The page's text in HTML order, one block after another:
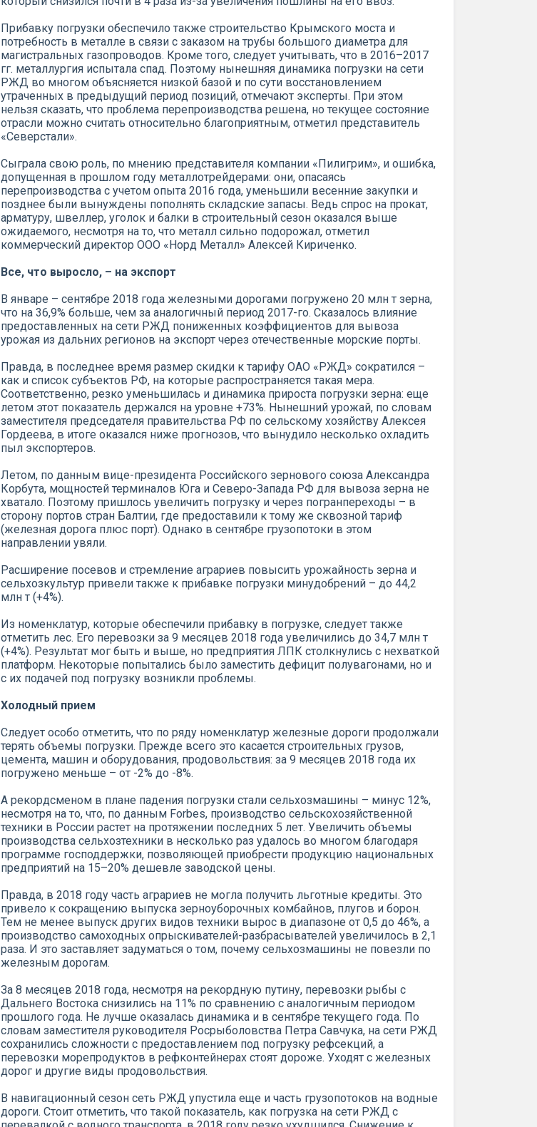
Прибавку погрузки обеспечило также строительство Крымского моста и
потребность в металле в связи с заказом на трубы большого диаметра для
магистральных газопроводов. Кроме того, следует учитывать, что в 2016–2017
гг. металлургия испытала спад. Поэтому нынешняя динамика погрузки на сети
РЖД во многом объясняется низкой базой и по сути восстановлением
утраченных в предыдущий период позиций, отмечают эксперты. При этом
нельзя сказать, что проблема перепроизводства решена, но текущее состояние
отрасли можно считать относительно благоприятным, отметил представитель
«Северстали».
Сыграла свою роль, по мнению представителя компании «Пилигрим», и ошибка,
допущенная в прошлом году металлотрейдерами: они, опасаясь
перепроизводства с учетом опыта 2016 года, уменьшили весенние закупки и
позднее были вынуждены пополнять складские запасы. Ведь спрос на прокат,
арматуру, швеллер, уголок и балки в строительный сезон оказался выше
ожидаемого, несмотря на то, что металл сильно подорожал, отметил
коммерческий директор ООО «Норд Металл» Алексей Кириченко.
Все, что выросло, – на экспорт
В январе – сентябре 2018 года железными дорогами погружено 20 млн т зерна,
что на 36,9% больше, чем за аналогичный период 2017-го. Сказалось влияние
предоставленных на сети РЖД пониженных коэффициентов для вывоза
урожая из дальних регионов на экспорт через отечественные морские порты.
Правда, в последнее время размер скидки к тарифу ОАО «РЖД» сократился –
как и список субъектов РФ, на которые распространяется такая мера.
Соответственно, резко уменьшилась и динамика прироста погрузки зерна: еще
летом этот показатель держался на уровне +73%. Нынешний урожай, по словам
заместителя председателя правительства РФ по сельскому хозяйству Алексея
Гордеева, в итоге оказался ниже прогнозов, что вынудило несколько охладить
пыл экспортеров.
Летом, по данным вице-президента Российского зернового союза Александра
Корбута, мощностей терминалов Юга и Северо-Запада РФ для вывоза зерна не
хватало. Поэтому пришлось увеличить погрузку и через погранпереходы – в
сторону портов стран Балтии, где предоставили к тому же сквозной тариф
(железная дорога плюс порт). Однако в сентябре грузопотоки в этом
направлении увяли.
Расширение посевов и стремление аграриев повысить урожайность зерна и
сельхозкультур привели также к прибавке погрузки минудобрений – до 44,2
млн т (+4%).
Из номенклатур, которые обеспечили прибавку в погрузке, следует также
отметить лес. Его перевозки за 9 месяцев 2018 года увеличились до 34,7 млн т
(+4%). Результат мог быть и выше, но предприятия ЛПК столкнулись с нехваткой
платформ. Некоторые попытались было заместить дефицит полувагонами, но и
с их подачей под погрузку возникли проблемы.
Холодный прием
Следует особо отметить, что по ряду номенклатур железные дороги продолжали
терять объемы погрузки. Прежде всего это касается строительных грузов,
цемента, машин и оборудования, продовольствия: за 9 месяцев 2018 года их
погружено меньше – от -2% до -8%.
А рекордсменом в плане падения погрузки стали сельхозмашины – минус 12%,
несмотря на то, что, по данным Forbes, производство сельскохозяйственной
техники в России растет на протяжении последних 5 лет. Увеличить объемы
производства сельхозтехники в несколько раз удалось во многом благодаря
программе господдержки, позволяющей приобрести продукцию национальных
предприятий на 15–20% дешевле заводской цены.
Правда, в 2018 году часть аграриев не могла получить льготные кредиты. Это
привело к сокращению выпуска зерноуборочных комбайнов, плугов и борон.
Тем не менее выпуск других видов техники вырос в диапазоне от 0,5 до 46%, а
производство самоходных опрыскивателей-разбрасывателей увеличилось в 2,1
раза. И это заставляет задуматься о том, почему сельхозмашины не повезли по
железным дорогам.
За 8 месяцев 2018 года, несмотря на рекордную путину, перевозки рыбы с
Дальнего Востока снизились на 11% по сравнению с аналогичным периодом
прошлого года. Не лучше оказалась динамика и в сентябре текущего года. По
словам заместителя руководителя Росрыболовства Петра Савчука, на сети РЖД
сохранились сложности с предоставлением под погрузку рефсекций, а
перевозки морепродуктов в рефконтейнерах стоят дороже. Уходят с железных
дорог и другие виды продовольствия.
В навигационный сезон сеть РЖД упустила еще и часть грузопотоков на водные
дороги. Стоит отметить, что такой показатель, как погрузка на сети РЖД с